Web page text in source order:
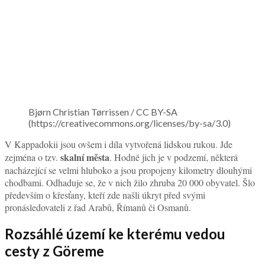
Bjørn Christian Tørrissen / CC BY-SA
(https://creativecommons.org/licenses/by-sa/3.0)
V Kappadokii jsou ovšem i díla vytvořená lidskou rukou. Jde
zejména o tzv. skalní města. Hodně jich je v podzemí, některá
nacházející se velmi hluboko a jsou propojeny kilometry dlouhými
chodbami. Odhaduje se, že v nich žilo zhruba 20 000 obyvatel. Šlo
především o křesťany, kteří zde našli úkryt před svými
pronásledovateli z řad Arabů, Římanů či Osmanů.
Rozsáhlé území ke kterému vedou
cesty z Göreme